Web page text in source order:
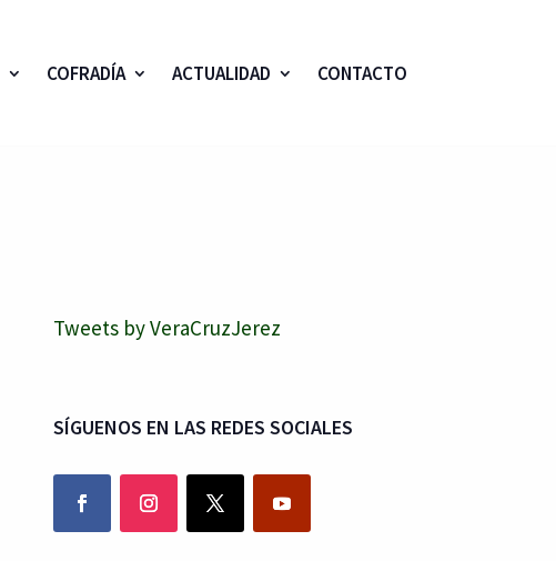
COFRADÍA ACTUALIDAD CONTACTO
Tweets by VeraCruzJerez
SÍGUENOS EN LAS REDES SOCIALES